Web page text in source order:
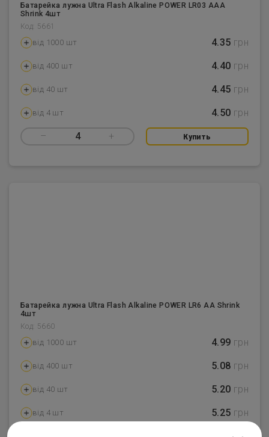
Батарейка лужна Ultra Flash Alkaline POWER LR03 AAA
Shrink 4шт
Код: 5661
від 1000 шт 4.35 грн
від 400 шт 4.40 грн
від 40 шт 4.45 грн
від 4 шт 4.50 грн
– 4 + Купить
Батарейка лужна Ultra Flash Alkaline POWER LR6 AA Shrink
4шт
Код: 5660
від 1000 шт 4.99 грн
від 400 шт 5.08 грн
від 40 шт 5.20 грн
від 4 шт 5.25 грн